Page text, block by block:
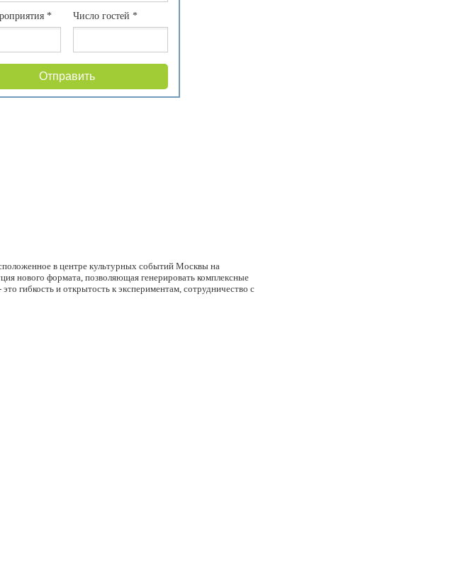
* Число гостей*
Отправить
в центре культурных событий Москвы на
нового формата, позволяющая генерировать комплексные
гибкость и открытость к экспериментам, сотрудничество с